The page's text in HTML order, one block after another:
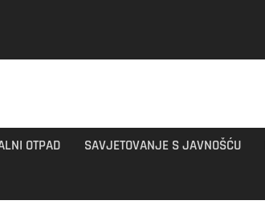
OTPAD SAVJETOVANJE S JAVNOŠĆU